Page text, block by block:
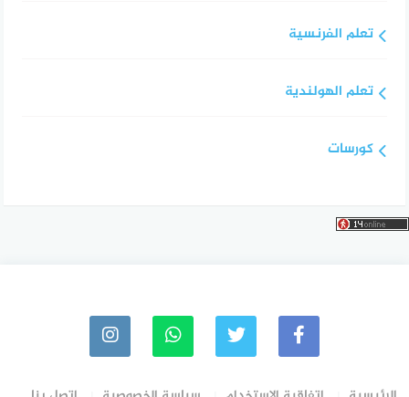
تعلم الفرنسية
تعلم الهولندية
كورسات